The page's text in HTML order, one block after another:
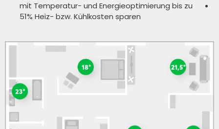
mit Temperatur- und Energieoptimierung bis zu
51% Heiz- bzw. Kühlkosten sparen